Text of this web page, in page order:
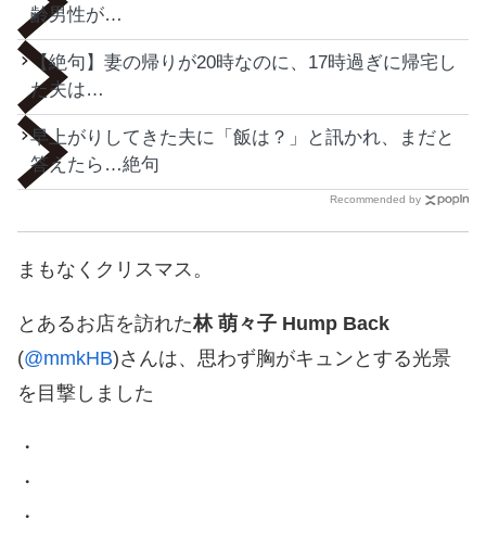
齢男性が…
【絶句】妻の帰りが20時なのに、17時過ぎに帰宅し
た夫は…
早上がりしてきた夫に「飯は？」と訊かれ、まだと
答えたら…絶句
Recommended by
まもなくクリスマス。
とあるお店を訪れた林 萌々子 Hump Back
(@mmkHB)さんは、思わず胸がキュンとする光景
を目撃しました
・
・
・